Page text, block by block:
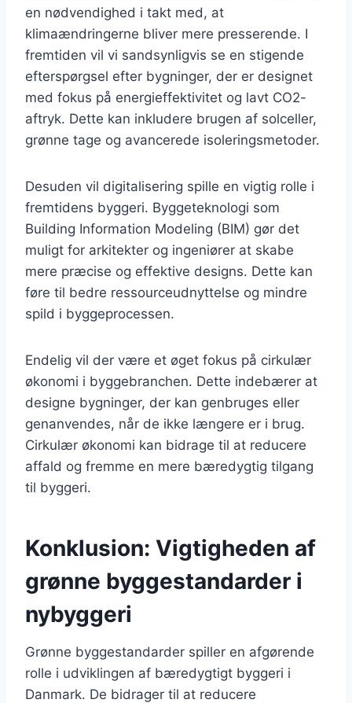
en nødvendighed i takt med, at
klimaændringerne bliver mere presserende. I
fremtiden vil vi sandsynligvis se en stigende
efterspørgsel efter bygninger, der er designet
med fokus på energieffektivitet og lavt CO2-
aftryk. Dette kan inkludere brugen af solceller,
grønne tage og avancerede isoleringsmetoder.
Desuden vil digitalisering spille en vigtig rolle i
fremtidens byggeri. Byggeteknologi som
Building Information Modeling (BIM) gør det
muligt for arkitekter og ingeniører at skabe
mere præcise og effektive designs. Dette kan
føre til bedre ressourceudnyttelse og mindre
spild i byggeprocessen.
Endelig vil der være et øget fokus på cirkulær
økonomi i byggebranchen. Dette indebærer at
designe bygninger, der kan genbruges eller
genanvendes, når de ikke længere er i brug.
Cirkulær økonomi kan bidrage til at reducere
affald og fremme en mere bæredygtig tilgang
til byggeri.
Konklusion: Vigtigheden af
grønne byggestandarder i
nybyggeri
Grønne byggestandarder spiller en afgørende
rolle i udviklingen af bæredygtigt byggeri i
Danmark. De bidrager til at reducere